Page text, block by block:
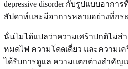
depressive disorder กับรูปแบบอากา
สัปดาห์และมีอาการหลายอย่างที่กร
นั่นไม่ได้แปลว่าความเศร้าปกติไม่ส
หมดไฟ ความโดดเดี่ยว และความเ
ได้รับการดูแล ความแตกต่างสำคัญเพ